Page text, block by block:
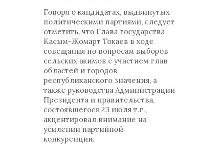
Говоря о кандидатах, выдвинутых
политическими партиями, следует
отметить, что Глава государства
Касым-Жомарт Токаев в ходе
совещания по вопросам выборов
сельских акимов с участием глав
областей и городов
республиканского значения, а
также руководства Администрации
Президента и правительства,
состоявшегося 23 июля т.г.,
акцентировал внимание на
усилении партийной
конкуренции.